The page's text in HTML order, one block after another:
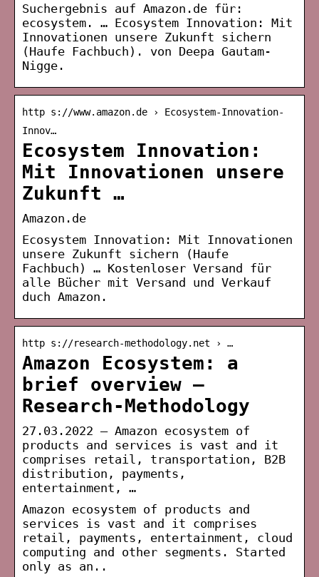
Suchergebnis auf Amazon.de für:
ecosystem. … Ecosystem Innovation: Mit
Innovationen unsere Zukunft sichern
(Haufe Fachbuch). von Deepa Gautam-
Nigge.
http s://www.amazon.de › Ecosystem-Innovation-
Innov…
Ecosystem Innovation:
Mit Innovationen unsere
Zukunft …
Amazon.de
Ecosystem Innovation: Mit Innovationen
unsere Zukunft sichern (Haufe
Fachbuch) … Kostenloser Versand für
alle Bücher mit Versand und Verkauf
duch Amazon.
http s://research-methodology.net › …
Amazon Ecosystem: a
brief overview –
Research-Methodology
27.03.2022 — Amazon ecosystem of
products and services is vast and it
comprises retail, transportation, B2B
distribution, payments,
entertainment, …
Amazon ecosystem of products and
services is vast and it comprises
retail, payments, entertainment, cloud
computing and other segments. Started
only as an..